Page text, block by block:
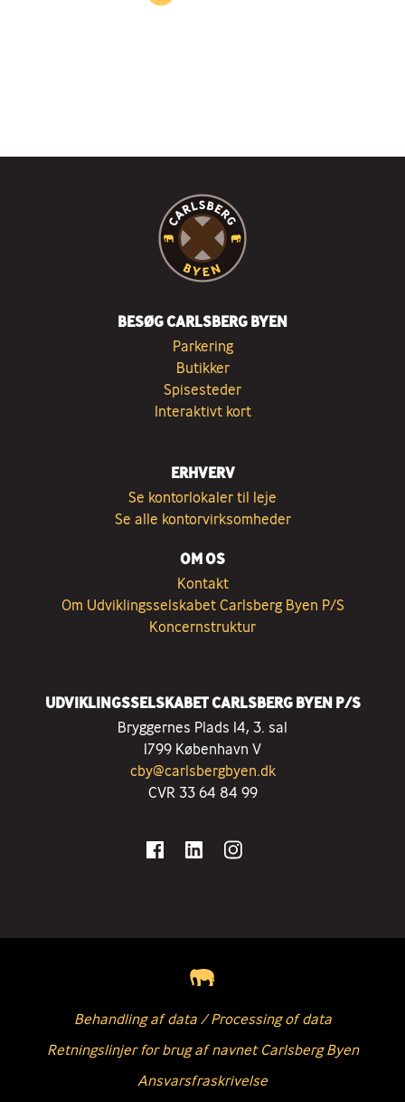
BESØG CARLSBERG BYEN
Parkering
Butikker
Spisesteder
Interaktivt kort
ERHVERV
Se kontorlokaler til leje
Se alle kontorvirksomheder
OM OS
Kontakt
Om Udviklingsselskabet Carlsberg Byen P/S
Koncernstruktur
UDVIKLINGSSELSKABET CARLSBERG BYEN P/S
Bryggernes Plads 14, 3. sal
1799 København V
cby@carlsbergbyen.dk
CVR 33 64 84 99
Behandling af data / Processing of data
Retningslinjer for brug af navnet Carlsberg Byen
Ansvarsfraskrivelse